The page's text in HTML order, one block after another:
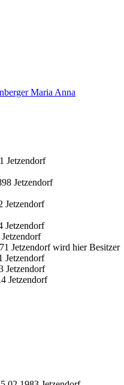
Maria Anna
Jetzendorf
Jetzendorf
Jetzendorf
Jetzendorf
Jetzendorf wird hier Besitzer
Jetzendorf
Jetzendorf
Jetzendorf